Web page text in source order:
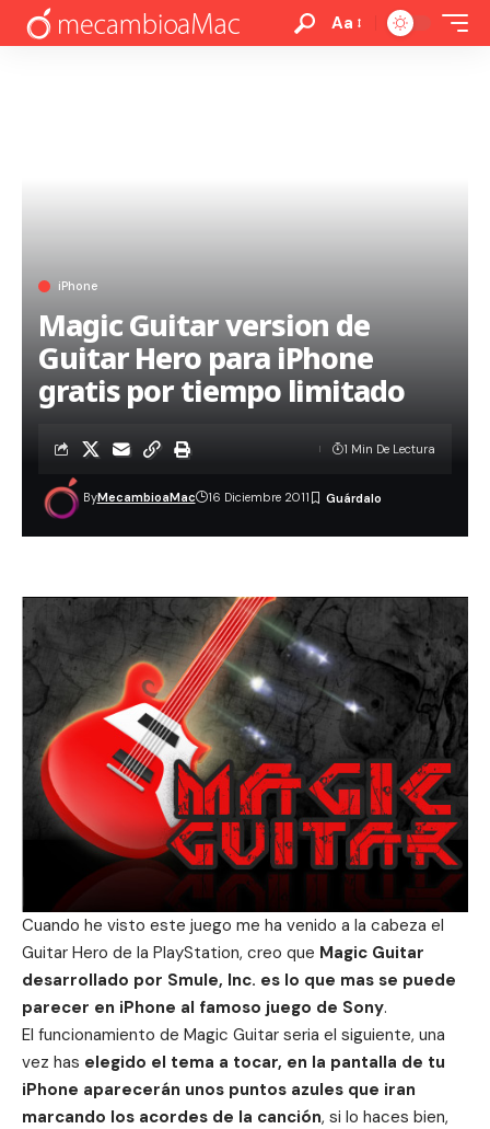
Aa
iPhone
Magic Guitar version de
Guitar Hero para iPhone
gratis por tiempo limitado
ByMecambioaMac 16 Diciembre 2011
1 Min De Lectura
Cuando he visto este juego me ha venido a la cabeza el
Guitar Hero de la PlayStation, creo que Magic Guitar
desarrollado por Smule, Inc. es lo que mas se puede
parecer en iPhone al famoso juego de Sony.
El funcionamiento de Magic Guitar seria el siguiente, una
vez has elegido el tema a tocar, en la pantalla de tu
iPhone aparecerán unos puntos azules que iran
marcando los acordes de la canción, si lo haces bien,